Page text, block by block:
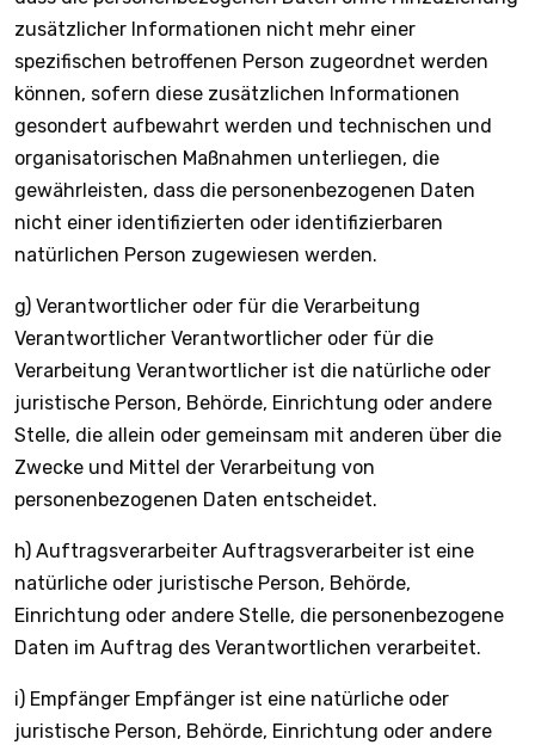
zusätzlicher Informationen nicht mehr einer
spezifischen betroffenen Person zugeordnet werden
können, sofern diese zusätzlichen Informationen
gesondert aufbewahrt werden und technischen und
organisatorischen Maßnahmen unterliegen, die
gewährleisten, dass die personenbezogenen Daten
nicht einer identifizierten oder identifizierbaren
natürlichen Person zugewiesen werden.
g) Verantwortlicher oder für die Verarbeitung
Verantwortlicher Verantwortlicher oder für die
Verarbeitung Verantwortlicher ist die natürliche oder
juristische Person, Behörde, Einrichtung oder andere
Stelle, die allein oder gemeinsam mit anderen über die
Zwecke und Mittel der Verarbeitung von
personenbezogenen Daten entscheidet.
h) Auftragsverarbeiter Auftragsverarbeiter ist eine
natürliche oder juristische Person, Behörde,
Einrichtung oder andere Stelle, die personenbezogene
Daten im Auftrag des Verantwortlichen verarbeitet.
i) Empfänger Empfänger ist eine natürliche oder
juristische Person, Behörde, Einrichtung oder andere